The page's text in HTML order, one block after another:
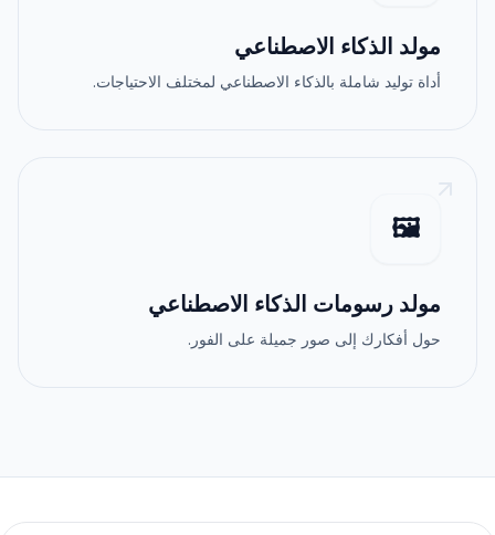
مولد الذكاء الاصطناعي
أداة توليد شاملة بالذكاء الاصطناعي لمختلف الاحتياجات.
🖼️
مولد رسومات الذكاء الاصطناعي
حول أفكارك إلى صور جميلة على الفور.